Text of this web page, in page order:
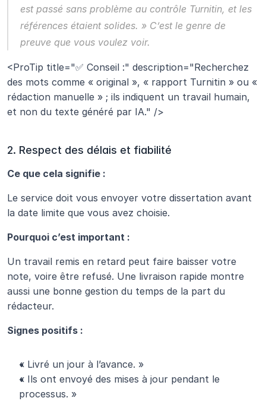
est passé sans problème au contrôle Turnitin, et les
références étaient solides. » C’est le genre de
preuve que vous voulez voir.
<ProTip title="✅ Conseil :" description="Recherchez
des mots comme « original », « rapport Turnitin » ou «
rédaction manuelle » ; ils indiquent un travail humain,
et non du texte généré par IA." />
2. Respect des délais et fiabilité
Ce que cela signifie :
Le service doit vous envoyer votre dissertation avant
la date limite que vous avez choisie.
Pourquoi c’est important :
Un travail remis en retard peut faire baisser votre
note, voire être refusé. Une livraison rapide montre
aussi une bonne gestion du temps de la part du
rédacteur.
Signes positifs :
« Livré un jour à l’avance. »
« Ils ont envoyé des mises à jour pendant le
processus. »